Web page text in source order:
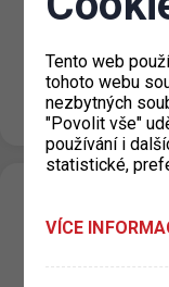
Dle informace z
výdejny
provozu.
oprávnění
13. 11. 2023
Tento web
tohoto webu
nezbytných
"Povolit vše"
používání i
statistické,
VÍCE